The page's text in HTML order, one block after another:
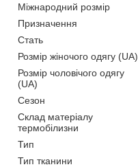
Міжнародний розмір
Призначення
Стать
Розмір жіночого одягу (UA)
Розмір чоловічого одягу
(UA)
Сезон
Склад матеріалу
термобілизни
Тип
Тип тканини